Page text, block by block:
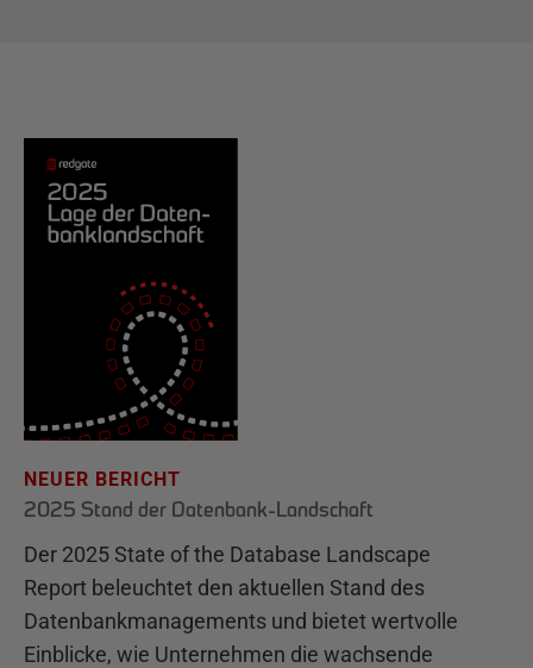
NEUER BERICHT
2025 Stand der Datenbank-Landschaft
Der 2025 State of the Database Landscape
Report beleuchtet den aktuellen Stand des
Datenbankmanagements und bietet wertvolle
Einblicke, wie Unternehmen die wachsende